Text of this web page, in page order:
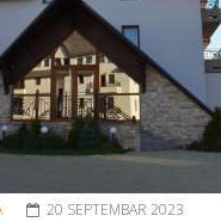
20 SEPTEMBAR 2023